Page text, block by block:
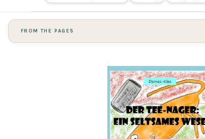
FROM THE PAGES